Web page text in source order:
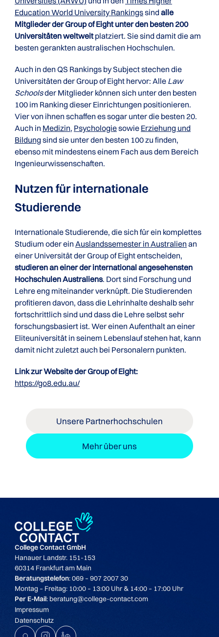
Education World University Rankingssind alle
Mitglieder der Group of Eight unter den besten 200
Universitäten weltweitplatziert. Sie sind damit die am
besten gerankten australischen Hochschulen.
Auch in den QS Rankings by Subject stechen die
Universitäten der Group of Eight hervor: Alle Law
Schoolsder Mitglieder können sich unter den besten
100 im Ranking dieser Einrichtungen positionieren.
Vier von ihnen schaffen es sogar unter die besten 20.
Auch in Medizin, Psychologiesowie Erziehung und
Bildung sind sie unter den besten 100 zu finden,
ebenso mit mindestens einem Fach aus dem Bereich
Ingenieurwissenschaften.
Nutzen für inter­nationale
Studierende
Internationale Studierende, die sich für ein komplettes
Studium oder ein Auslandssemester in Australien an
einer Universität der Group of Eight entscheiden,
studieren an einer der international angesehensten
Hochschulen Australiens. Dort sind Forschung und
Lehre eng miteinander verknüpft. Die Studierenden
profitieren davon, dass die Lehrinhalte deshalb sehr
fortschrittlich sind und dass die Lehre selbst sehr
forschungsbasiert ist. Wer einen Aufenthalt an einer
Eliteuniversität in seinem Lebenslauf stehen hat, kann
damit nicht zuletzt auch bei Personalern punkten.
Link zur Website der Group of Eight:
https://go8.edu.au/
Unsere Partnerhochschulen
Mehr über uns
College Contact GmbH
Hanauer Landstr. 151-153
60314 Frankfurt am Main
Beratungstelefon: 069 – 907 2007 30
Montag – Freitag: 10:00 – 13:00 Uhr & 14:00 – 17:00 Uhr
Per E-Mail: beratung@college-contact.com
Impressum
Datenschutz